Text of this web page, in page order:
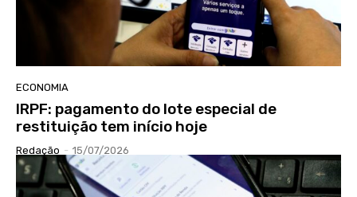
ECONOMIA
IRPF: pagamento do lote especial de
restituição tem início hoje
Redação - 15/07/2026